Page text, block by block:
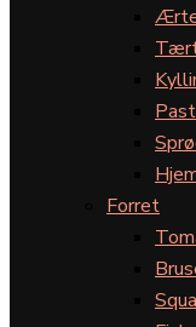
Forret